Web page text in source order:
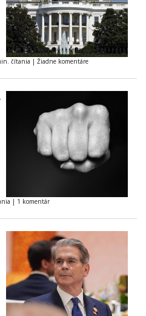
čítania | Žiadne komentáre
| 1 komentár